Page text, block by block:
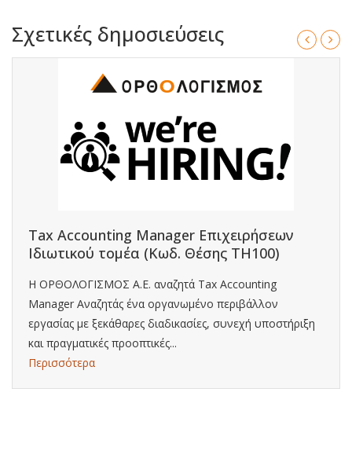
Σχετικές δημοσιεύσεις
Tax Accounting Manager Επιχειρήσεων
Ιδιωτικού τομέα (Κωδ. Θέσης ΤΗ100)
Η ΟΡΘΟΛΟΓΙΣΜΟΣ Α.Ε. αναζητά Tax Accounting
Manager Αναζητάς ένα οργανωμένο περιβάλλον
εργασίας με ξεκάθαρες διαδικασίες, συνεχή υποστήριξη
και πραγματικές προοπτικές...
Περισσότερα